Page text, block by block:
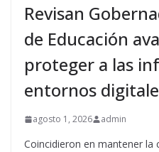
Revisan
de Educación
proteger a las
entornos
agosto 1, 2026 admin
Coincidieron en mantener la